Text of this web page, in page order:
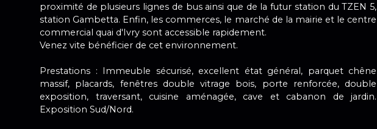
proximité de plusieurs lignes de bus ainsi que de la futur station du TZEN 5,
station Gambetta. Enfin, les commerces, le marché de la mairie et le centre
commercial quai d'Ivry sont accessible rapidement.
Venez vite bénéficier de cet environnement.
Prestations : Immeuble sécurisé, excellent état général, parquet chêne
massif, placards, fenêtres double vitrage bois, porte renforcée, double
exposition, traversant, cuisine aménagée, cave et cabanon de jardin.
Exposition Sud/Nord.